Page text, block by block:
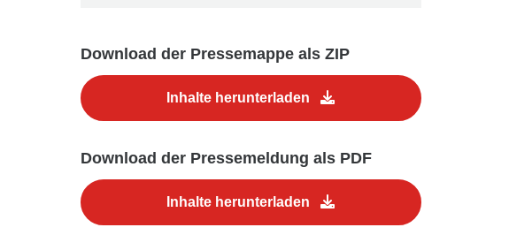
Download der Pressemappe als ZIP
Inhalte herunterladen
Download der Pressemeldung als PDF
Inhalte herunterladen